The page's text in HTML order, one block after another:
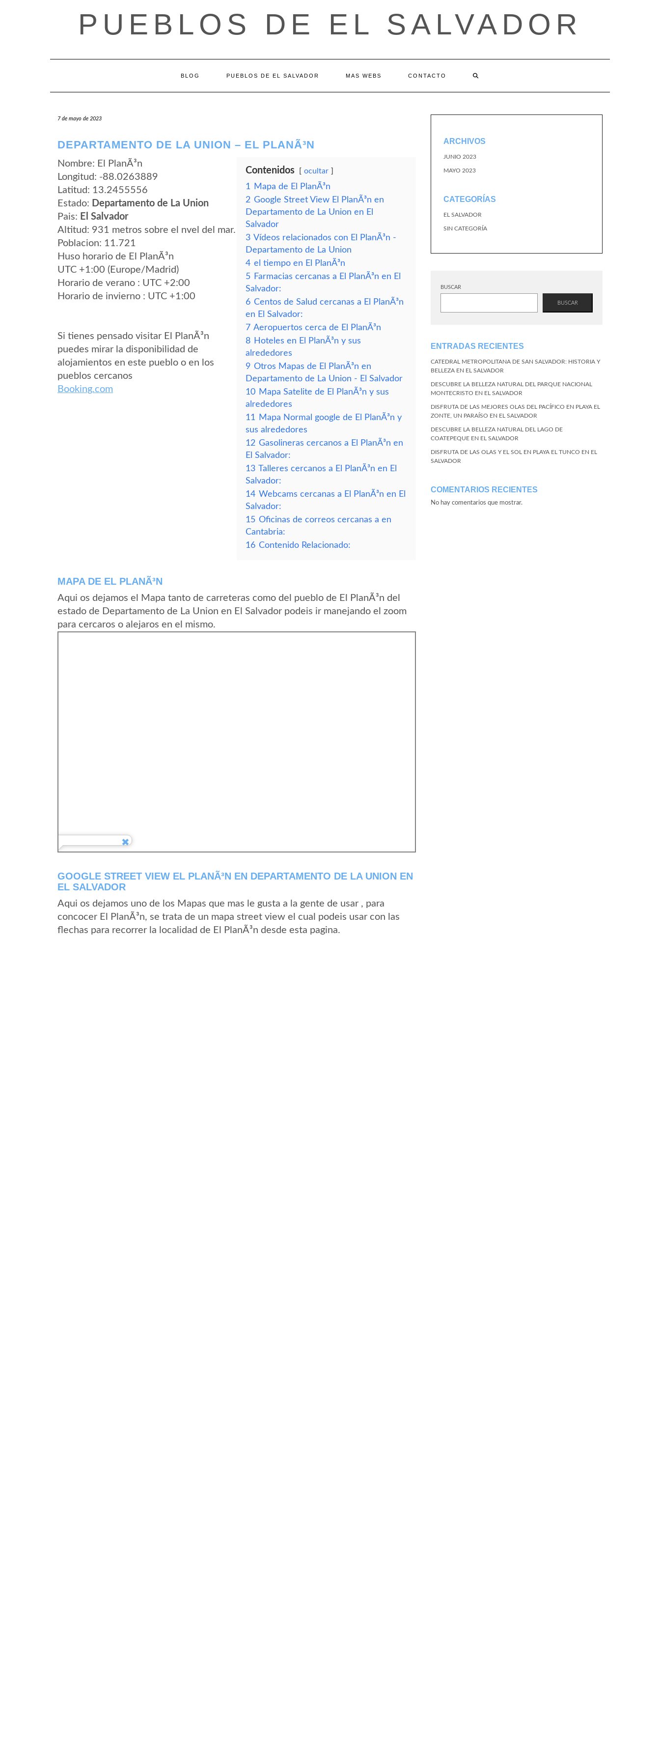
PUEBLOS DE EL SALVADOR
BLOG PUEBLOS DE EL SALVADOR MAS WEBS CONTACTO
7 de mayo de 2023
DEPARTAMENTO DE LA UNION – EL PLANÃ³N
Nombre: El PlanÃ³n
Longitud: -88.0263889
Latitud: 13.2455556
Estado: Departamento de La Union
Pais: El Salvador
Altitud: 931 metros sobre el nvel del mar.
Poblacion: 11.721
Huso horario de El PlanÃ³n
UTC +1:00 (Europe/Madrid)
Horario de verano : UTC +2:00
Horario de invierno : UTC +1:00
Si tienes pensado visitar El PlanÃ³n
puedes mirar la disponibilidad de
alojamientos en este pueblo o en los
pueblos cercanos
Booking.com
Contenidos ocultar
1
Mapa de El PlanÃ³n
2 Google Street View El PlanÃ³n en
Departamento de La Union en El
Salvador
3 Vídeos relacionados con El PlanÃ³n -
Departamento de La Union
4 el tiempo en El PlanÃ³n
5 Farmacias cercanas a El PlanÃ³n en El
Salvador:
6 Centos de Salud cercanas a El PlanÃ³n
en El Salvador:
7 Aeropuertos cerca de El PlanÃ³n
8 Hoteles en El PlanÃ³n y sus
alrededores
9 Otros Mapas de El PlanÃ³n en
Departamento de La Union - El Salvador
10 Mapa Satelite de El PlanÃ³n y sus
alrededores
11
Mapa Normal google de El PlanÃ³n y
sus alrededores
12 Gasolineras cercanos a El PlanÃ³n en
El Salvador:
13 Talleres cercanos a El PlanÃ³n en El
Salvador:
14 Webcams cercanas a El PlanÃ³n en El
Salvador:
15 Oficinas de correos cercanas a en
Cantabria:
16 Contenido Relacionado:
MAPA DE EL PLANÃ³N
Aqui os dejamos el Mapa tanto de carreteras como del pueblo de El PlanÃ³n del
estado de Departamento de La Union en El Salvador podeis ir manejando el zoom
para cercaros o alejaros en el mismo.
GOOGLE STREET VIEW EL PLANÃ³N EN DEPARTAMENTO DE LA UNION EN
EL SALVADOR
Aqui os dejamos uno de los Mapas que mas le gusta a la gente de usar , para
concocer El PlanÃ³n, se trata de un mapa street view el cual podeis usar con las
flechas para recorrer la localidad de El PlanÃ³n desde esta pagina.
ARCHIVOS
JUNIO 2023
MAYO 2023
CATEGORÍAS
EL SALVADOR
SIN CATEGORÍA
BUSCAR
BUSCAR
ENTRADAS RECIENTES
CATEDRAL METROPOLITANA DE SAN SALVADOR: HISTORIA Y
BELLEZA EN EL SALVADOR
DESCUBRE LA BELLEZA NATURAL DEL PARQUE NACIONAL
MONTECRISTO EN EL SALVADOR
DISFRUTA DE LAS MEJORES OLAS DEL PACÍFICO EN PLAYA EL
ZONTE, UN PARAÍSO EN EL SALVADOR
DESCUBRE LA BELLEZA NATURAL DEL LAGO DE
COATEPEQUE EN EL SALVADOR
DISFRUTA DE LAS OLAS Y EL SOL EN PLAYA EL TUNCO EN EL
SALVADOR
COMENTARIOS RECIENTES
No hay comentarios que mostrar.